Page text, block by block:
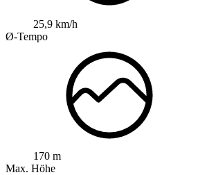
25,9 km/h
Ø-Tempo
170 m
Max. Höhe